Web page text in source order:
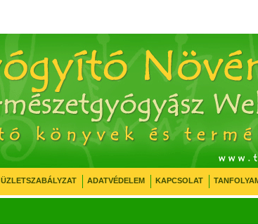
ÜZLETSZABÁLYZAT ADATVÉDELEM KAPCSOLAT